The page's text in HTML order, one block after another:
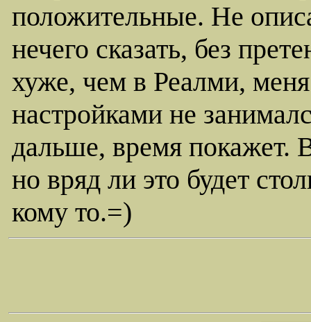
положительные. Не
нечего сказать, без
хуже, чем в Реалми,
настройками не
дальше, время покажет.
но вряд ли это будет
кому то.=)